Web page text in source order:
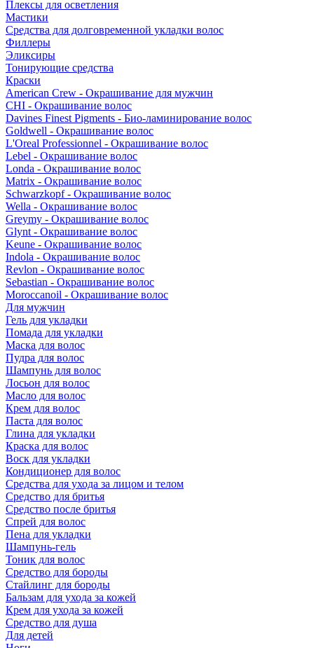
Плексы для осветления
Мастики
Средства для долговременной укладки волос
Филлеры
Эликсиры
Тонирующие средства
Краски
American Crew - Окрашивание для мужчин
CHI - Окрашивание волос
Davines Finest Pigments - Био-ламинирование волос
Goldwell - Окрашивание волос
L'Oreal Professionnel - Окрашивание волос
Lebel - Окрашивание волос
Londa - Окрашивание волос
Matrix - Окрашивание волос
Schwarzkopf - Окрашивание волос
Wella - Окрашивание волос
Greymy - Окрашивание волос
Glynt - Окрашивание волос
Keune - Окрашивание волос
Indola - Окрашивание волос
Revlon - Окрашивание волос
Sebastian - Окрашивание волос
Moroccanoil - Окрашивание волос
Для мужчин
Гель для укладки
Помада для укладки
Маска для волос
Пудра для волос
Шампунь для волос
Лосьон для волос
Масло для волос
Крем для волос
Паста для волос
Глина для укладки
Краска для волос
Воск для укладки
Кондиционер для волос
Средства для ухода за лицом и телом
Средство для бритья
Средство после бритья
Спрей для волос
Пена для укладки
Шампунь-гель
Тоник для волос
Средство для бороды
Стайлинг для бороды
Бальзам для ухода за кожей
Крем для ухода за кожей
Средство для душа
Для детей